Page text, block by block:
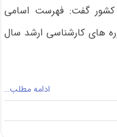
گفت: فهرست اسامی
های کارشناسی ارشد سال
ادامه مطلب…